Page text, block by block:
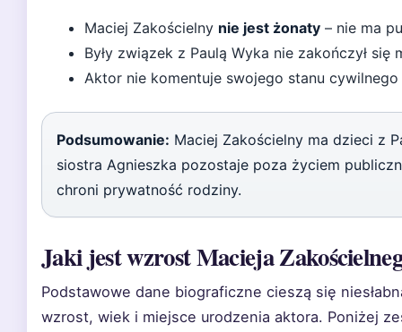
Maciej Zakościelny nie jest żonaty – nie ma
Były związek z Paulą Wyka nie zakończył się
Aktor nie komentuje swojego stanu
Podsumowanie: Maciej Zakościelny ma dzieci z
siostra Agnieszka pozostaje poza życiem
chroni prywatność rodziny.
Jaki jest wzrost Macieja
Podstawowe dane biograficzne cieszą się
wzrost, wiek i miejsce urodzenia aktora. Poniżej